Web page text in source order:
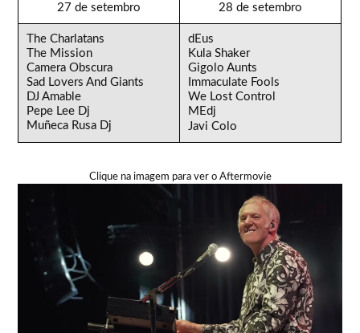
27 de setembro 28 de setembro
The Charlatans
The Mission
Camera Obscura
Sad Lovers And Giants
DJ Amable
Pepe Lee Dj
Muñeca Rusa Dj
dEus
Kula Shaker
Gigolo Aunts
Immaculate Fools
We Lost Control
MEdj
Javi Colo
Clique na imagem para ver o Aftermovie